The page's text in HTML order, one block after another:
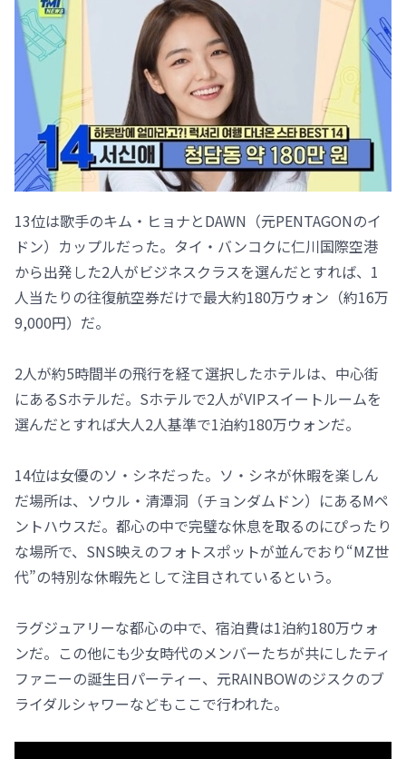
13位は歌手のキム・ヒョナとDAWN（元PENTAGONのイ
ドン）カップルだった。タイ・バンコクに仁川国際空港
から出発した2人がビジネスクラスを選んだとすれば、1
人当たりの往復航空券だけで最大約180万ウォン（約16万
9,000円）だ。
2人が約5時間半の飛行を経て選択したホテルは、中心街
にあるSホテルだ。Sホテルで2人がVIPスイートルームを
選んだとすれば大人2人基準で1泊約180万ウォンだ。
14位は女優のソ・シネだった。ソ・シネが休暇を楽しん
だ場所は、ソウル・清潭洞（チョンダムドン）にあるMペ
ントハウスだ。都心の中で完璧な休息を取るのにぴったり
な場所で、SNS映えのフォトスポットが並んでおり“MZ世
代”の特別な休暇先として注目されているという。
ラグジュアリーな都心の中で、宿泊費は1泊約180万ウォ
ンだ。この他にも少女時代のメンバーたちが共にしたティ
ファニーの誕生日パーティー、元RAINBOWのジスクのブ
ライダルシャワーなどもここで行われた。